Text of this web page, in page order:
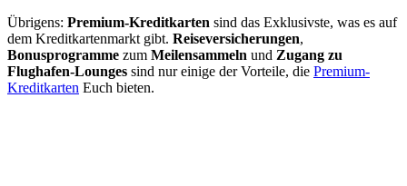
Übrigens: Premium-Kreditkarten sind das Exklusivste, was es auf
dem Kreditkartenmarkt gibt. Reiseversicherungen,
Bonusprogramme zum Meilensammeln und Zugang zu
Flughafen-Lounges sind nur einige der Vorteile, die Premium-
Kreditkarten Euch bieten.